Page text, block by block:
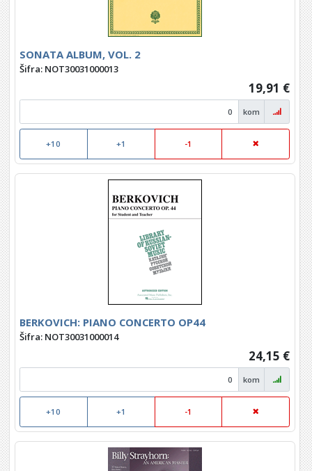
SONATA ALBUM, VOL. 2
Šifra: NOT30031000013
19,91 €
kom
+10 +1 -1
BERKOVICH: PIANO CONCERTO OP44
Šifra: NOT30031000014
24,15 €
kom
+10 +1 -1